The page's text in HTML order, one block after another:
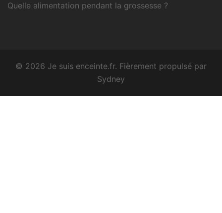
Quelle alimentation pendant la grossesse ?
© 2026 Je suis enceinte.fr. Fièrement propulsé par
Sydney